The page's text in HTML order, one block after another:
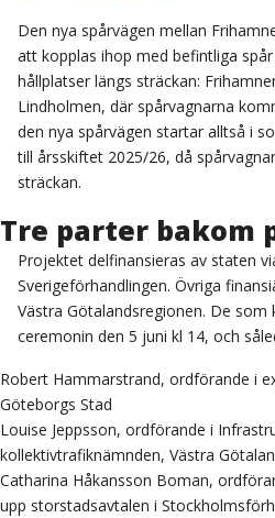
Den nya spårvägen mellan
att kopplas ihop med befintliga
hållplatser längs sträckan:
Lindholmen, där spårvagnarna
den nya spårvägen startar alltså i
till årsskiftet 2025/26, då
sträckan.
Tre parter bakom
Projektet delfinansieras av staten
Sverigeförhandlingen. Övriga
Västra Götalandsregionen. De
ceremonin den 5 juni kl 14, och
Robert Hammarstrand, ordförande i
Göteborgs Stad
Louise Jeppsson, ordförande i
kollektivtrafiknämnden, Västra
Catharina Håkansson Boman,
upp storstadsavtalen i